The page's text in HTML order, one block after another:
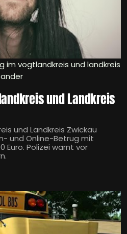
im vogtlandkreis und landkreis
und Landkreis
und Landkreis Zwickau
und Online-Betrug mit
Euro. Polizei warnt vor